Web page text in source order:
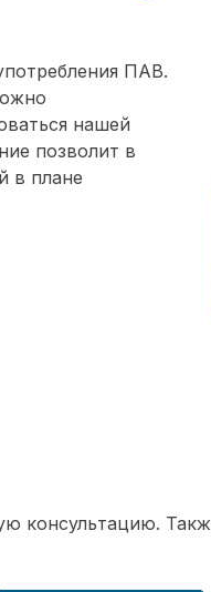
ПАВ.
нашей
позволит в
в плане
консультацию.